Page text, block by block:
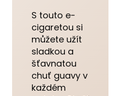
S touto e-
cigaretou si
můžete užít
sladkou a
šťavnatou
chuť guavy v
každém